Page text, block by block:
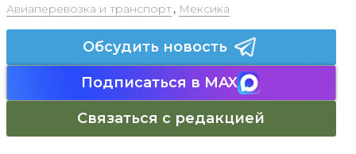
Авиаперевозка и транспорт, Мексика
Обсудить новость
Подписаться в MAX
Связаться с редакцией